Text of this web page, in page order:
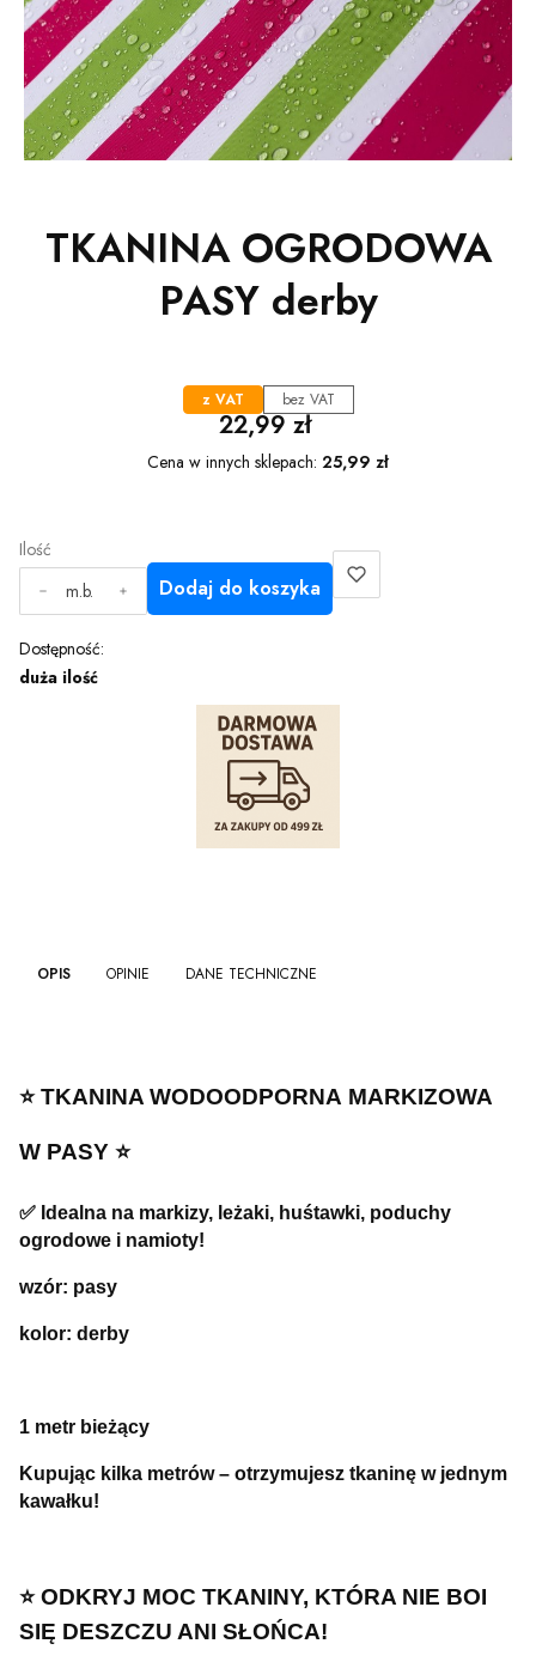
TKANINA OGRODOWA
PASY derby
z VAT bez VAT
Cena
22,99 zł
Cena w innych sklepach: 25,99 zł
Ilość
m.b.
Dodaj do koszyka
Dostępność:
duża ilość
OPIS OPINIE DANE TECHNICZNE
⭐️ TKANINA WODOODPORNA MARKIZOWA
W PASY ⭐️
✅ Idealna na markizy, leżaki, huśtawki, poduchy
ogrodowe i namioty!
wzór: pasy
kolor: derby
1 metr bieżący
Kupując kilka metrów – otrzymujesz tkaninę w jednym
kawałku!
⭐️ ODKRYJ MOC TKANINY, KTÓRA NIE BOI
SIĘ DESZCZU ANI SŁOŃCA!